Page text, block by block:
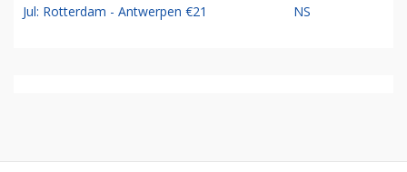
Jul: Rotterdam - Antwerpen €21 NS